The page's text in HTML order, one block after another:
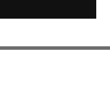
Minuto30 en
en LinkedIn
en